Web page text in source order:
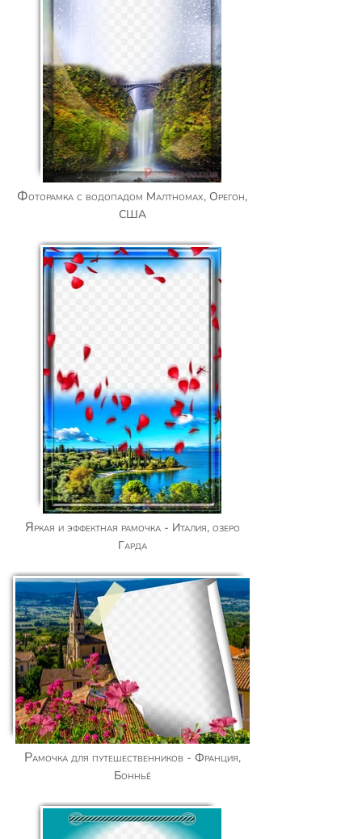
Фоторамка с водопадом Малтномах, Орегон,
США
Яркая и эффектная рамочка - Италия, озеро
Гарда
Рамочка для путешественников - Франция,
Бонньё